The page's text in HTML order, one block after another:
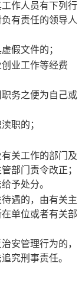
作人员有下列行
有责任的领导人
假文件的；
业工作等经费
职务之便为自己或
职的；
关工作的部门及
部门责令改正；
予处分。
遇的，由有关主
单位或者有关部
安管理行为的，
究刑事责任。